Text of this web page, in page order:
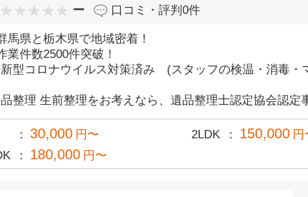
ー 口コミ・評判 0件
馬県と栃木県で地域密着！
業件数2500件突破！
型コロナウイルス対策済み (スタッフの検温・消毒・
整理 生前整理をお考えなら、遺品整理士認定協会認定
30,000 円〜 2LDK 150,000 円
180,000 円〜